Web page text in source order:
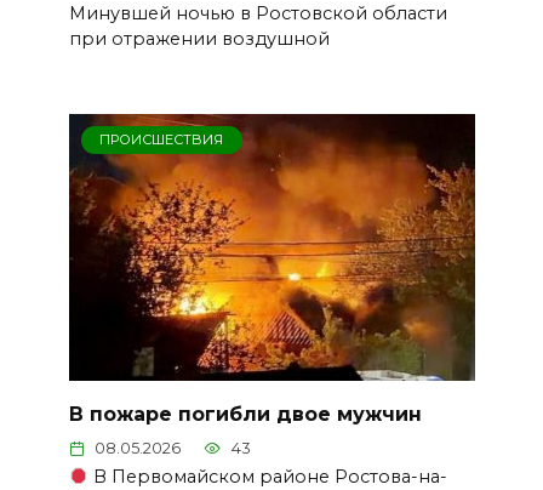
Минувшей ночью в Ростовской области
при отражении воздушной
ПРОИСШЕСТВИЯ
В пожаре погибли двое мужчин
08.05.2026 43
В Первомайском районе Ростова-на-